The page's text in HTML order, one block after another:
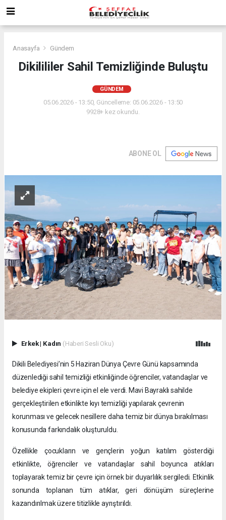
Anasayfa Gündem
Dikilililer Sahil Temizliğinde Buluştu
GÜNDEM
05.06.2026 - 13:50, Güncelleme: 05.06.2026 - 13:50
9928+ kez okundu.
ABONE OL
Erkek| Kadın (Haberi Sesli Oku)
Dikili Belediyesi’nin 5 Haziran Dünya Çevre Günü kapsamında
düzenlediği sahil temizliği etkinliğinde öğrenciler, vatandaşlar ve
belediye ekipleri çevre için el ele verdi. Mavi Bayraklı sahilde
gerçekleştirilen etkinlikte kıyı temizliği yapılarak çevrenin
korunması ve gelecek nesillere daha temiz bir dünya bırakılması
konusunda farkındalık oluşturuldu.
Özellikle çocukların ve gençlerin yoğun katılım gösterdiği
etkinlikte, öğrenciler ve vatandaşlar sahil boyunca atıkları
toplayarak temiz bir çevre için örnek bir duyarlılık sergiledi. Etkinlik
sonunda toplanan tüm atıklar, geri dönüşüm süreçlerine
kazandırılmak üzere titizlikle ayrıştırıldı.